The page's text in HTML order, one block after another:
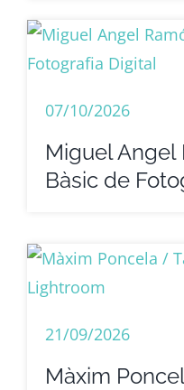
07/10/2026
Miguel
Bàsic de
21/09/2026
Màxim